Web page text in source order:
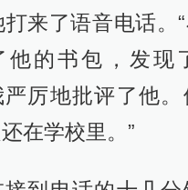
来了语音电话。“
他的书包，发现
厉地批评了他。
在学校里。”